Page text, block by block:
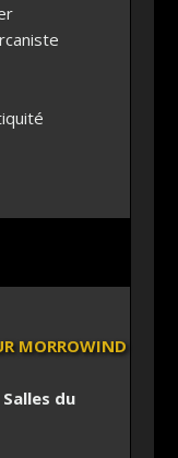
MORROWIND
Salles du